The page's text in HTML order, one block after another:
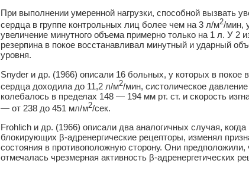
При выполнении умеренной нагрузки, способной вызвать
сердца в группе контрольных лиц более чем на 3 л/м2/мин,
увеличение минутного объема примерно только на 1 л. У 2
резерпина в покое восстанавливал минутный и ударный
уровня.
Snyder и др. (1966) описали 16 больных, у которых в покое
сердца доходила до 11,2 л/м2/мин, систолическое
колебалось в пределах 148 — 194 мм рт. ст. и скорость
— от 238 до 451 мл/м2/сек.
Frohlich и др. (1966) описали два аналогичных случая,
блокирующих β-адренергические рецепторы, изменял
состояния в противоположную сторону. Они предположили,
отмечалась чрезмерная активность β-адренергетических